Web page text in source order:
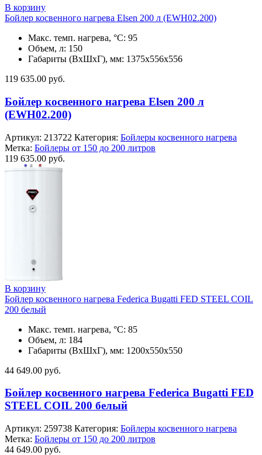
В корзину
Бойлер косвенного нагрева Elsen 200 л (EWH02.200)
Макс. темп. нагрева, °С: 95
Объем, л: 150
Габариты (ВхШхГ), мм: 1375х556х556
119 635.00 руб.
Бойлер косвенного нагрева Elsen 200 л
(EWH02.200)
Артикул: 213722 Категория: Бойлеры косвенного нагрева
Метка: Бойлеры от 150 до 200 литров
119 635.00 руб.
В корзину
Бойлер косвенного нагрева Federica Bugatti FED STEEL COIL
200 белый
Макс. темп. нагрева, °С: 85
Объем, л: 184
Габариты (ВхШхГ), мм: 1200x550x550
44 649.00 руб.
Бойлер косвенного нагрева Federica Bugatti FED
STEEL COIL 200 белый
Артикул: 259738 Категория: Бойлеры косвенного нагрева
Метка: Бойлеры от 150 до 200 литров
44 649.00 руб.